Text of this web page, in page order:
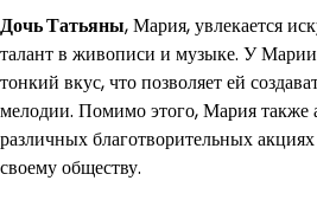
Дочь Татьяны, Мария, увлекается
талант в живописи и музыке. У
тонкий вкус, что позволяет ей
мелодии. Помимо этого, Мария также
различных благотворительных
своему обществу.